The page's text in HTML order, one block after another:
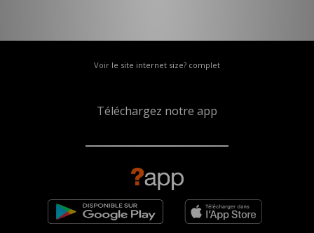
Voir le site internet size? complet
Téléchargez notre app